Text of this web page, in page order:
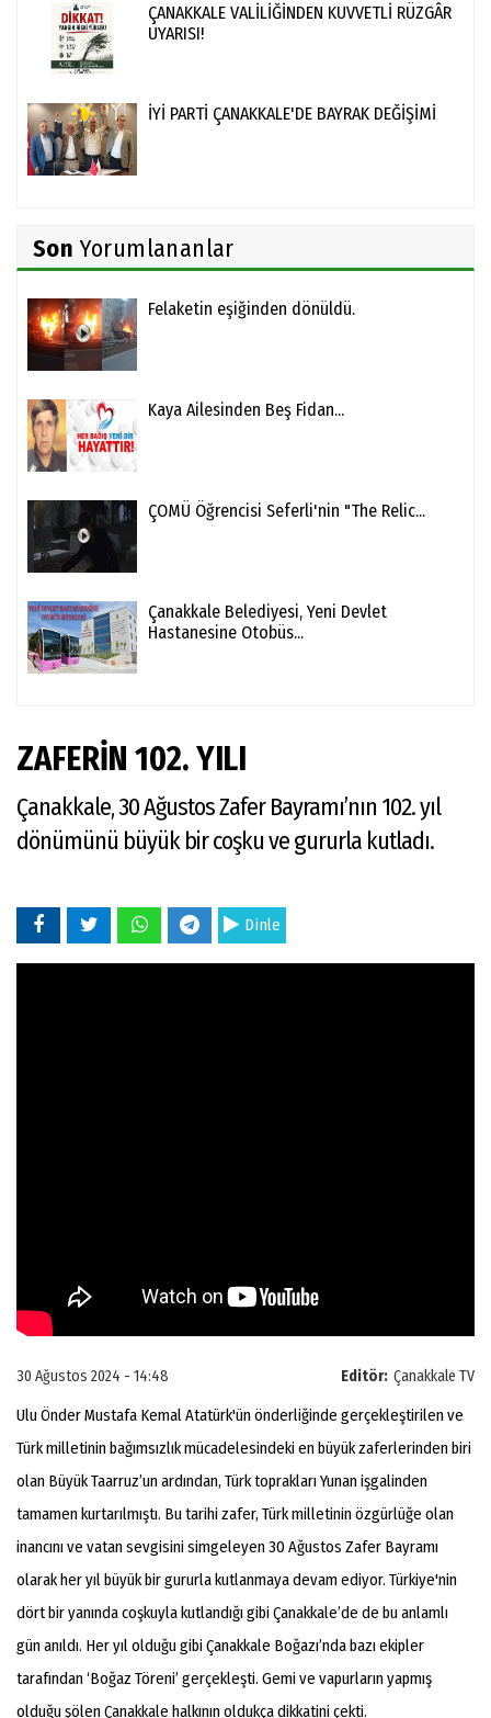
ÇANAKKALE VALİLİĞİNDEN KUVVETLİ RÜZGÂR
UYARISI!
İYİ PARTİ ÇANAKKALE'DE BAYRAK DEĞİŞİMİ
Son Yorumlananlar
Felaketin eşiğinden dönüldü.
Kaya Ailesinden Beş Fidan...
ÇOMÜ Öğrencisi Seferli'nin "The Relic...
Çanakkale Belediyesi, Yeni Devlet
Hastanesine Otobüs...
ZAFERİN 102. YILI
Çanakkale, 30 Ağustos Zafer Bayramı’nın 102. yıl
dönümünü büyük bir coşku ve gururla kutladı.
Dinle
Editör: Çanakkale TV
30 Ağustos 2024 - 14:48
Ulu Önder Mustafa Kemal Atatürk'ün önderliğinde gerçekleştirilen ve
Türk milletinin bağımsızlık mücadelesindeki en büyük zaferlerinden biri
olan Büyük Taarruz’un ardından, Türk toprakları Yunan işgalinden
tamamen kurtarılmıştı. Bu tarihi zafer, Türk milletinin özgürlüğe olan
inancını ve vatan sevgisini simgeleyen 30 Ağustos Zafer Bayramı
olarak her yıl büyük bir gururla kutlanmaya devam ediyor. Türkiye'nin
dört bir yanında coşkuyla kutlandığı gibi Çanakkale’de de bu anlamlı
gün anıldı. Her yıl olduğu gibi Çanakkale Boğazı’nda bazı ekipler
tarafından ‘Boğaz Töreni’ gerçekleşti. Gemi ve vapurların yapmış
olduğu şölen Çanakkale halkının oldukça dikkatini çekti.